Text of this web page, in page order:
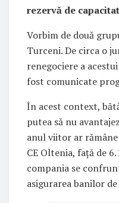
rezervă de
Vorbim de două
Turceni. De circa o
renegociere a
fost comunicate
În acest context,
putea să nu
anul viitor ar
CE Oltenia, față de
compania se
asigurarea banilor